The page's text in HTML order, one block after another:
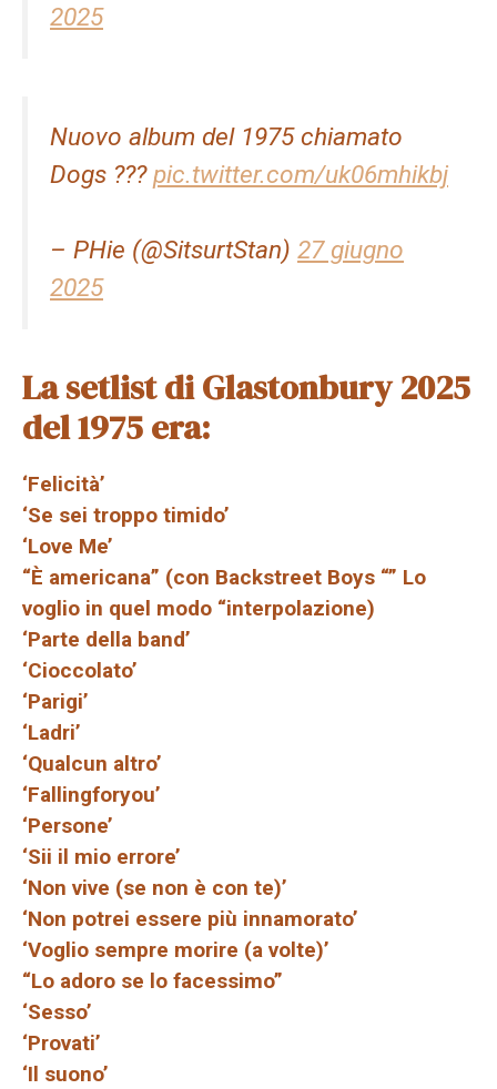
2025
Nuovo album del 1975 chiamato
Dogs ???pic.twitter.com/uk06mhikbj
– PHie (@SitsurtStan) 27 giugno
2025
La setlist di Glastonbury 2025
del 1975 era:
‘Felicità’
‘Se sei troppo timido’
‘Love Me’
“È americana” (con Backstreet Boys “” Lo
voglio in quel modo “interpolazione)
‘Parte della band’
‘Cioccolato’
‘Parigi’
‘Ladri’
‘Qualcun altro’
‘Fallingforyou’
‘Persone’
‘Sii il mio errore’
‘Non vive (se non è con te)’
‘Non potrei essere più innamorato’
‘Voglio sempre morire (a volte)’
“Lo adoro se lo facessimo”
‘Sesso’
‘Provati’
‘Il suono’